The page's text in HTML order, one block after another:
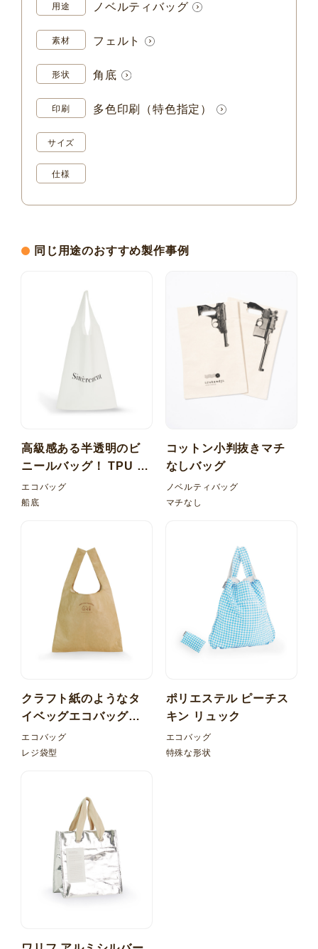
用途 ノベルティバッグ
素材 フェルト
形状 角底
印刷 多色印刷（特色指定）
サイズ
仕様
同じ用途のおすすめ製作事例
高級感ある半透明のビ
ニールバッグ！ TPU 梨
地 マルシェ型バッグ
エコバッグ
船底
コットン小判抜きマチ
なしバッグ
ノベルティバッグ
マチなし
クラフト紙のようなタ
イベッグエコバッグ！
レジ型 内ポケット折り
たたみ
エコバッグ
レジ袋型
ポリエステル ピーチス
キン リュック
エコバッグ
特殊な形状